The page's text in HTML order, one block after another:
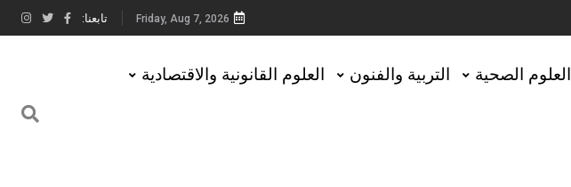
Friday, Aug 7, 2026 تابعنا:
العلوم الصحية التربية والفنون العلوم القانونية والاقتصادية